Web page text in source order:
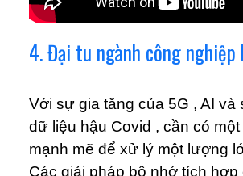
4. Đại tu ngành công nghiệp
Với sự gia tăng của 5G , AI và
dữ liệu hậu Covid , cần có
mạnh mẽ để xử lý một lượng
Các giải pháp bộ nhớ tích hợp